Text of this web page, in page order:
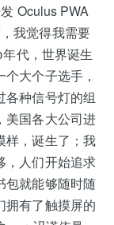
Oculus PWA
我觉得我需要
代，世界诞生
大个子选手，
各种信号灯的组
美国各大公司进
样，诞生了；我
，人们开始追求
包就能够随时随
拥有了触摸屏的